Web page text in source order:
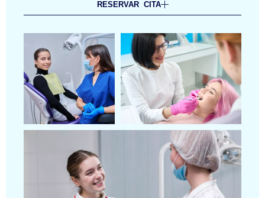
RESERVAR CITA